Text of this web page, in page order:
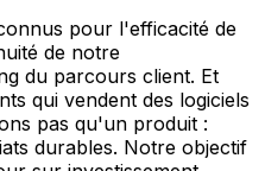
pour l'efficacité de
de notre
du parcours client. Et
qui vendent des logiciels
pas qu'un produit :
durables. Notre objectif